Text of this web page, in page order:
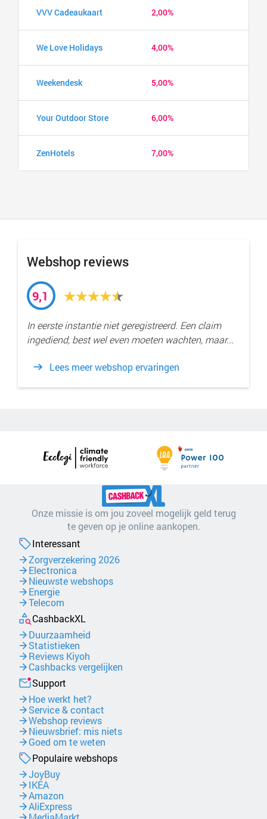
VVV Cadeaukaart 2,00%
We Love Holidays 4,00%
Weekendesk 5,00%
Your Outdoor Store 6,00%
ZenHotels 7,00%
Webshop reviews
9,1
In eerste instantie niet geregistreerd. Een claim
ingediend, best wel even moeten wachten, maar...
Lees meer webshop ervaringen
Onze missie is om jou zoveel mogelijk geld terug
te geven op je online aankopen.
Interessant
Zorgverzekering 2026
Electronica
Nieuwste webshops
Energie
Telecom
CashbackXL
Duurzaamheid
Statistieken
Reviews Kiyoh
Cashbacks vergelijken
Support
Hoe werkt het?
Service & contact
Webshop reviews
Nieuwsbrief: mis niets
Goed om te weten
Populaire webshops
JoyBuy
IKEA
Amazon
AliExpress